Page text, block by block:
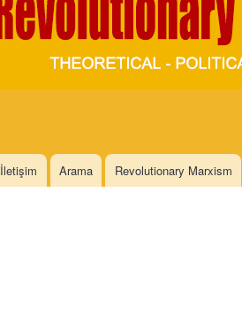
İletişim Arama Revolutionary Marxism